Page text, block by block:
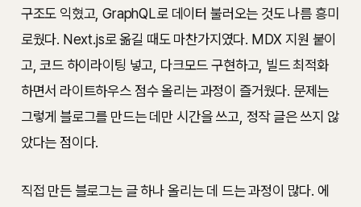
구조도 익혔고, GraphQL로 데이터 불러오는 것도 나름 흥미
로웠다. Next.js로 옮길 때도 마찬가지였다. MDX 지원 붙이
고, 코드 하이라이팅 넣고, 다크모드 구현하고, 빌드 최적화
하면서 라이트하우스 점수 올리는 과정이 즐거웠다. 문제는
그렇게 블로그를 만드는 데만 시간을 쓰고, 정작 글은 쓰지 않
았다는 점이다.
직접 만든 블로그는 글 하나 올리는 데 드는 과정이 많다. 에